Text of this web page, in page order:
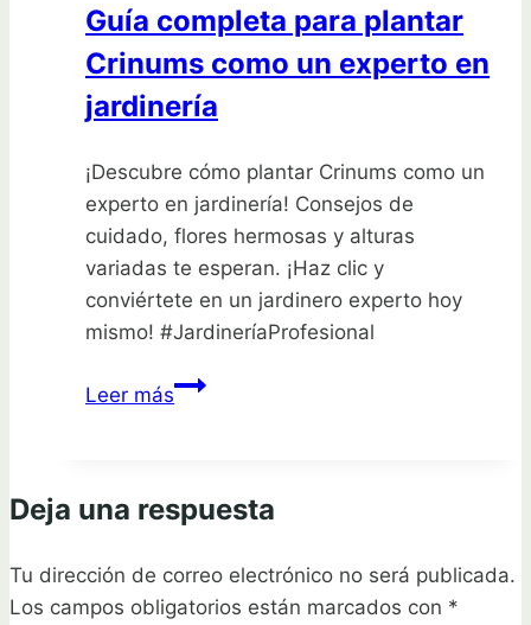
y
color!
Guía completa para plantar
Crinums como un experto en
jardinería
¡Descubre cómo plantar Crinums como un
experto en jardinería! Consejos de
cuidado, flores hermosas y alturas
variadas te esperan. ¡Haz clic y
conviértete en un jardinero experto hoy
mismo! #JardineríaProfesional
Leer másGuía
Crinums
un
experto
Deja una respuesta
Tu dirección de correo electrónico no será publicada.
Los campos obligatorios están marcados con *